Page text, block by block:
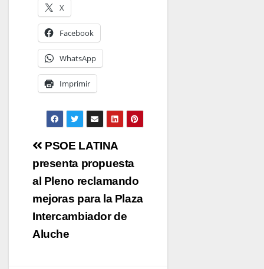
X
Facebook
WhatsApp
Imprimir
Navegación
de
entradas
PSOE LATINA
presenta propuesta
al Pleno reclamando
mejoras para la Plaza
Intercambiador de
Aluche